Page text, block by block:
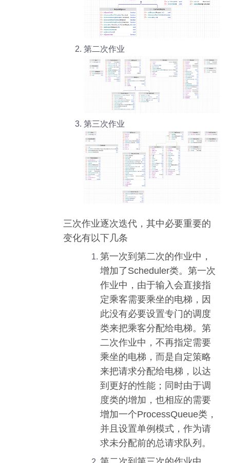
第二次作业
第三次作业
三次作业逐次迭代，其中必要重要的
变化有以下几条
第一次到第二次的作业中，
增加了Scheduler类。第一次
作业中，由于输入会直接指
定乘客需要乘坐的电梯，因
此没有必要设置专门的调度
类来把乘客分配给电梯。第
二次作业中，不再指定需要
乘坐的电梯，而是自定策略
来把请求分配给电梯，以达
到更好的性能；同时由于调
度类的增加，也相应的需要
增加一个ProcessQueue类，
并且设置单例模式，作为请
求未分配前的总请求队列。